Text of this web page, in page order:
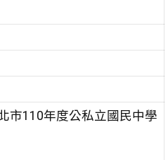
市110年度公私立國民中學